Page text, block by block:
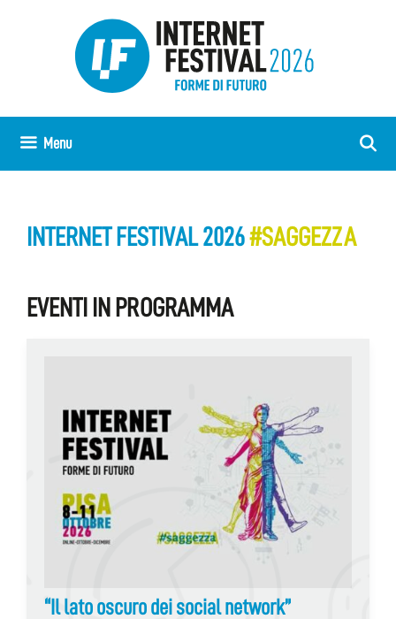
Menu
INTERNET FESTIVAL 2026#SAGGEZZA
EVENTI IN PROGRAMMA
“Il lato oscuro dei social network”